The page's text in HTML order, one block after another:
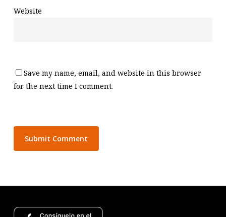
Website
Save my name, email, and website in this browser
for the next time I comment.